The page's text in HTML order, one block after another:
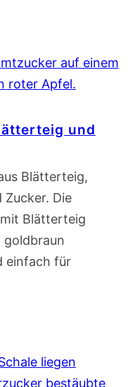
und
Blätterteig,
Die
Blätterteig
goldbraun
einfach für